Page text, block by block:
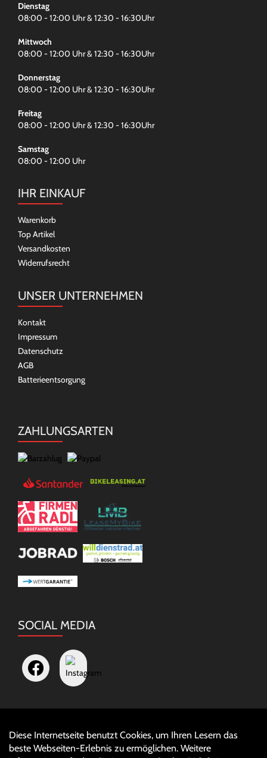
Dienstag
08:00 - 12:00 Uhr & 12:30 - 16:30Uhr
Mittwoch
08:00 - 12:00 Uhr & 12:30 - 16:30Uhr
Donnerstag
08:00 - 12:00 Uhr & 12:30 - 16:30Uhr
Freitag
08:00 - 12:00 Uhr & 12:30 - 16:30Uhr
Samstag
08:00 - 12:00 Uhr
IHR EINKAUF
Warenkorb
Top Artikel
Versandkosten
Widerrufsrecht
UNSER UNTERNEHMEN
Kontakt
Impressum
Datenschutz
AGB
Batterieentsorgung
ZAHLUNGSARTEN
SOCIAL MEDIA
Diese Internetseite benutzt Cookies, um Ihren Lesern das
beste Webseiten-Erlebnis zu ermöglichen. Weitere
Auftrag widerrufen